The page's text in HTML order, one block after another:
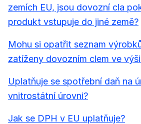
zemích EU, jsou dovozní cla
produkt vstupuje do jiné země?
Mohu si opatřit seznam
zatíženy dovozním clem ve
Uplatňuje se spotřební daň na
vnitrostátní úrovni?
Jak se DPH v EU uplatňuje?